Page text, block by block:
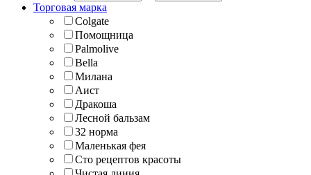
Торговая марка
Colgate
Помощница
Palmolive
Bella
Милана
Аист
Дракоша
Лесной бальзам
32 норма
Маленькая фея
Сто рецептов красоты